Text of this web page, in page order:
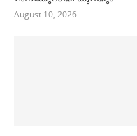
August 10, 2026